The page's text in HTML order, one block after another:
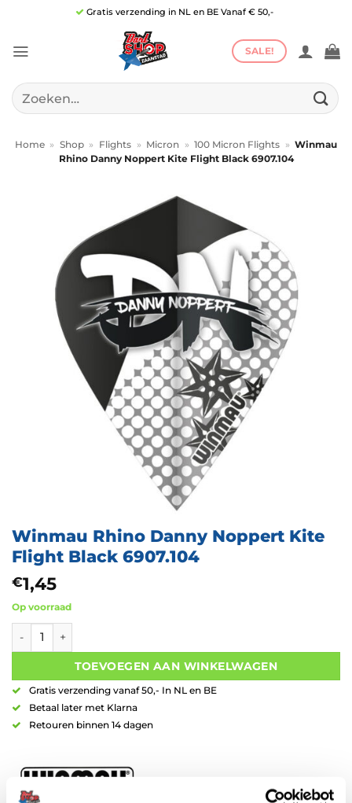
inhoud
Gratis verzending in NL en BE Vanaf € 50,-
SALE!
Zoeken
naar:
Home » Shop » Flights » Micron » 100 Micron Flights » Winmau
Rhino Danny Noppert Kite Flight Black 6907.104
Winmau Rhino Danny Noppert Kite
Flight Black 6907.104
€1,45
Op voorraad
Winmau Rhino Danny Noppert Kite Flight Black 6907.104
TOEVOEGEN AAN WINKELWAGEN
Gratis verzending vanaf 50,- In NL en BE
Betaal later met Klarna
Retouren binnen 14 dagen